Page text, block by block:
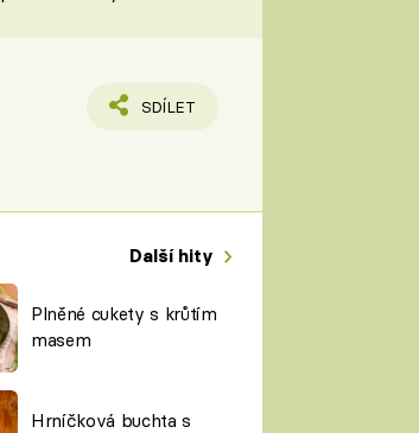
SDÍLET
Další hity
Plněné cukety s krůtím
masem
Hrníčková buchta s